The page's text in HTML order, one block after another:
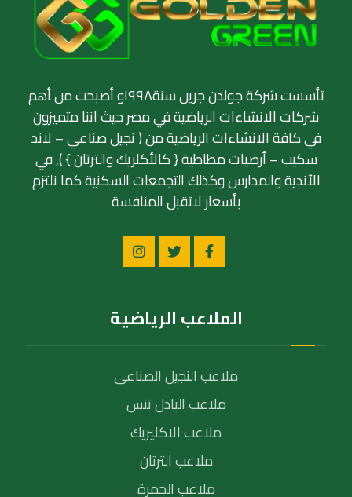
تأسست شركة جولدن جرين سنة١٩٩٨و أصبحت من أهم
شركات الانشاءات الرياضية في مصر حيث اننا متميزون
في كافة الانشاءات الرياضية من ( نجيل صناعي – لاند
سكيب – أرضيات مطاطية { كالأكلريك والترتان } ), في
الأندية والمدارس وكذلك التجمعات السكنية كما نلتزم
بأسعار لاتقبل المنافسة
الملاعب الرياضية
ملاعب النجيل الصناعى
ملاعب البادل تنس
ملاعب الاكليريك
ملاعب الترتان
ملاعب الحمرة